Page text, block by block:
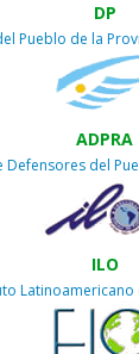
DP
Pueblo de la
ADPRA
Defensores del
ILO